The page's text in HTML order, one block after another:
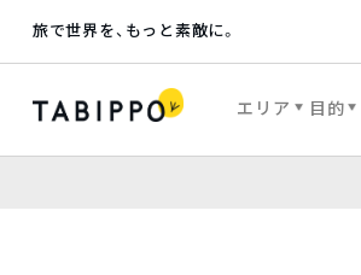
旅で世界を、もっと素敵に。
エリア 目的